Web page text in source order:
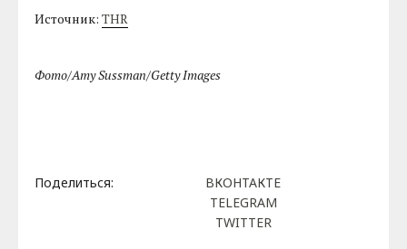
Источник:THR
Фото/Amy Sussman/Getty Images
Поделиться:
ВКОНТАКТЕ
TELEGRAM
TWITTER